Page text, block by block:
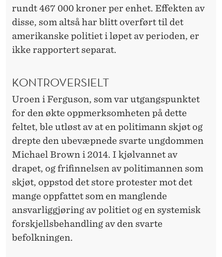
rundt 467 000 kroner per enhet. Effekten av
disse, som altså har blitt overført til det
amerikanske politiet i løpet av perioden, er
ikke rapportert separat.
KONTROVERSIELT
Uroen i Ferguson, som var utgangspunktet
for den økte oppmerksomheten på dette
feltet, ble utløst av at en politimann skjøt og
drepte den ubevæpnede svarte ungdommen
Michael Brown i 2014. I kjølvannet av
drapet, og frifinnelsen av politimannen som
skjøt, oppstod det store protester mot det
mange oppfattet som en manglende
ansvarliggjøring av politiet og en systemisk
forskjellsbehandling av den svarte
befolkningen.